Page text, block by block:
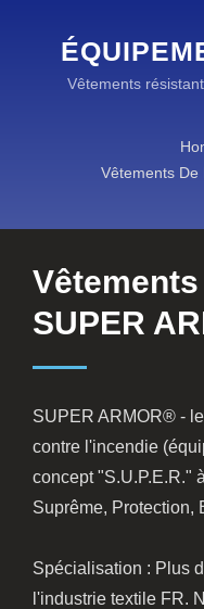
Vêtements
Vêtements De
SUPER
SUPER ARMOR® -
contre l'incendie
concept "S.U.P.E.R."
Suprême, Protection,
Spécialisation : Plus
l'industrie textile FR.